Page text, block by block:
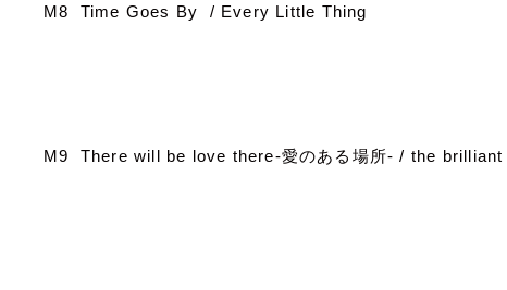
M8 Time Goes By / Every Little Thing
M9 There will be love there-愛のある場所- / the brilliant